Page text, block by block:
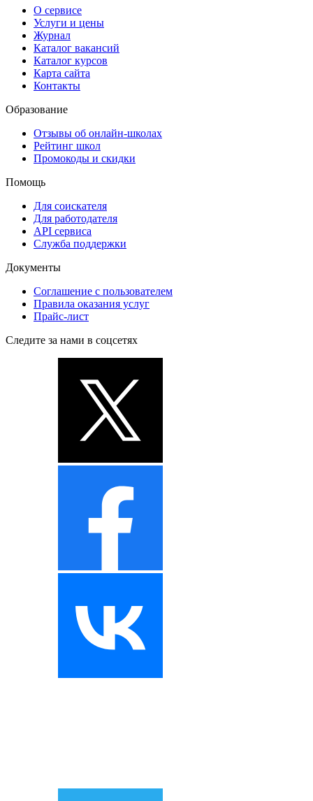
О сервисе
Услуги и цены
Журнал
Каталог вакансий
Каталог курсов
Карта сайта
Контакты
Образование
Отзывы об онлайн-школах
Рейтинг школ
Промокоды и скидки
Помощь
Для соискателя
Для работодателя
API сервиса
Служба поддержки
Документы
Соглашение с пользователем
Правила оказания услуг
Прайс-лист
Следите за нами в соцсетях